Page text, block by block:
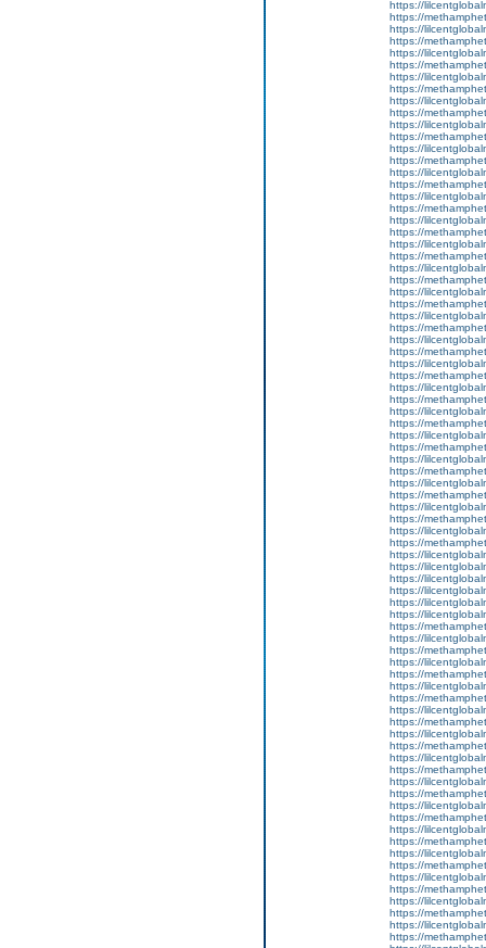
https://
https://
https://
https://
https://
https://
https://
https://
https://
https://
https://
https://
https://
https://
https://
https://
https://
https://
https://
https://
https://
https://
https://
https://
https://
https://
https://
https://
https://
https://
https://
https://
https://
https://
https://
https://
https://
https://
https://
https://
https://
https://
https://
https://
https://
https://
https://
https://
https://
https://
https://
https://
https://
https://
https://
https://
https://
https://
https://
https://
https://
https://
https://
https://
https://
https://
https://
https://
https://
https://
https://
https://
https://
https://
https://
https://
https://
https://
https://